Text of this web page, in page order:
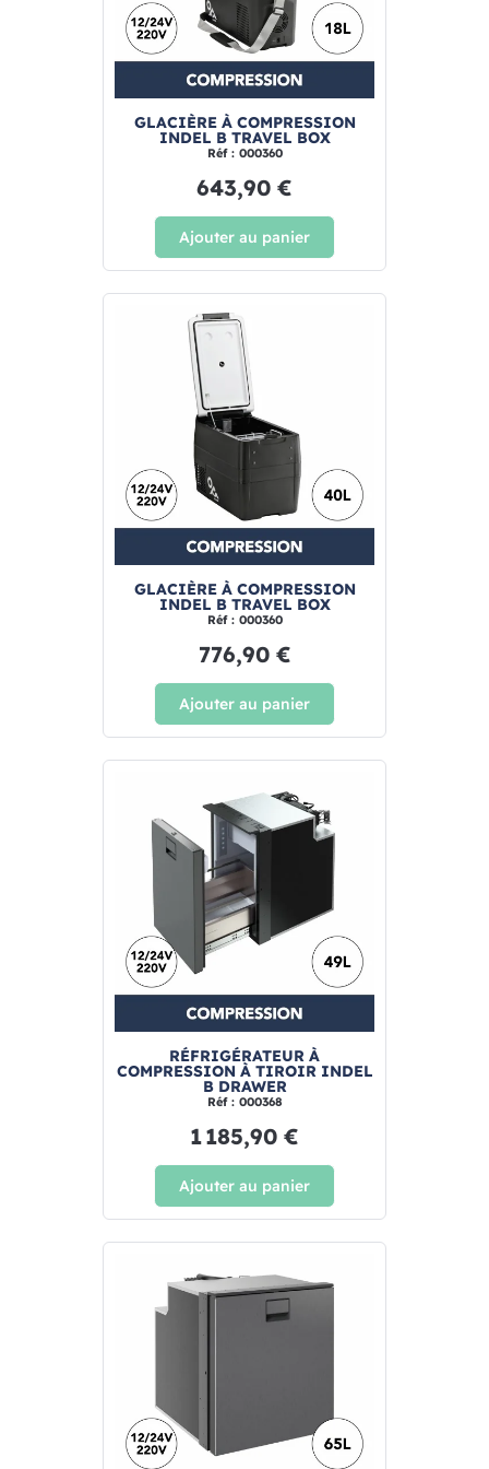
GLACIÈRE À COMPRESSION
INDEL B TRAVEL BOX
Réf : 000360
643,90 €
Ajouter au panier
GLACIÈRE À COMPRESSION
INDEL B TRAVEL BOX
Réf : 000360
776,90 €
Ajouter au panier
RÉFRIGÉRATEUR À
COMPRESSION À TIROIR INDEL
B DRAWER
Réf : 000368
1 185,90 €
Ajouter au panier